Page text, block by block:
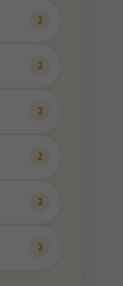
2
2
2
2
2
2